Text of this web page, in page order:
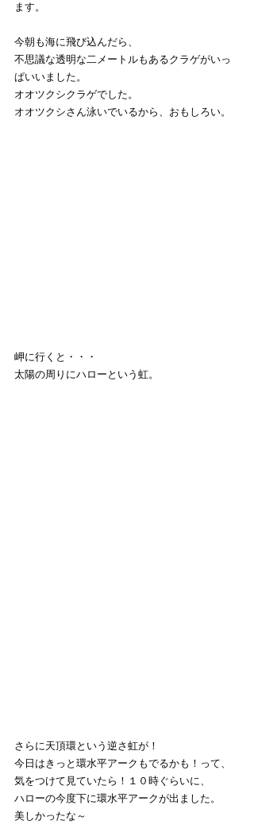
ます。
今朝も海に飛び込んだら、
不思議な透明な二メートルもあるクラゲがいっ
ぱいいました。
オオツクシクラゲでした。
オオツクシさん泳いでいるから、おもしろい。
岬に行くと・・・
太陽の周りにハローという虹。
さらに天頂環という逆さ虹が！
今日はきっと環水平アークもでるかも！って、
気をつけて見ていたら！１０時ぐらいに、
ハローの今度下に環水平アークが出ました。
美しかったな～